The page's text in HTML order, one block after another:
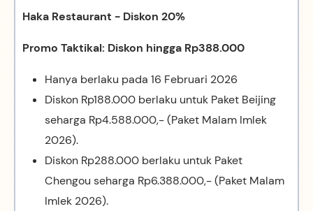
Haka Restaurant - Diskon 20%
Promo Taktikal: Diskon hingga Rp388.000
Hanya berlaku pada 16 Februari 2026
Diskon Rp188.000 berlaku untuk Paket Beijing
seharga Rp4.588.000,- (Paket Malam Imlek
2026).
Diskon Rp288.000 berlaku untuk Paket
Chengou seharga Rp6.388.000,- (Paket Malam
Imlek 2026).